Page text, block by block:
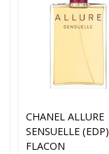
CHANEL ALLURE
SENSUELLE (EDP)
FLACON